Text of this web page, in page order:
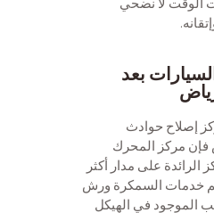
بعد
إصلاح حوادث
فإن مركز المحرك
الرائدة على مدار أكثر
خدمات السمكرة ورش
الموجود في الهيكل